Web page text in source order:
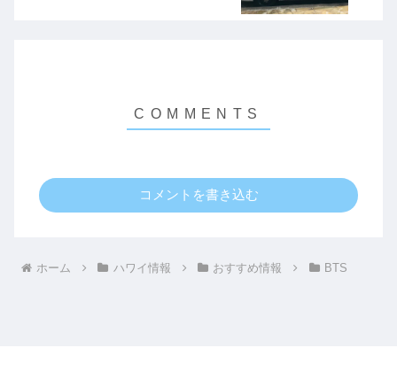
コメントを書き込む
ホーム ハワイ情報 おすすめ情報 BTS